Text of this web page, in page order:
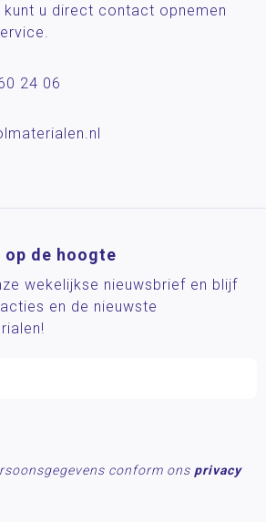
kunt u direct contact opnemen
24 06
de hoogte
wekelijkse nieuwsbrief en blijf
en de nieuwste
conform ons privacy